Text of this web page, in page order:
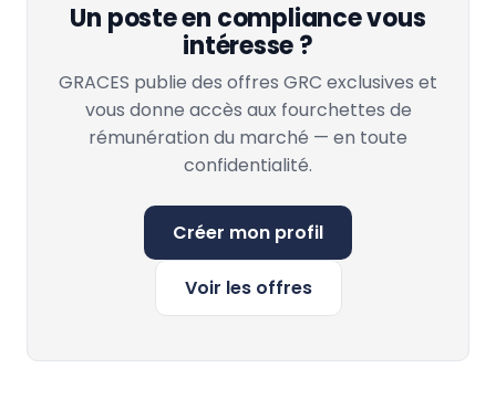
Un poste en compliance vous
intéresse ?
GRACES publie des offres GRC exclusives et
vous donne accès aux fourchettes de
rémunération du marché — en toute
confidentialité.
Créer mon profil
Voir les offres